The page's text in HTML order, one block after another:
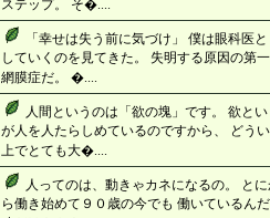
ステップ。 そ�....
「幸せは失う前に気づけ」 僕は眼科医
していくのを見てきた。 失明する原因の第
網膜症だ。 �....
人間というのは「欲の塊」です。 欲と
が人を人たらしめているのですから、 どう
上でとても大�....
人ってのは、動きゃカネになるの。 と
ら働き始めて９０歳の今でも 働いているん